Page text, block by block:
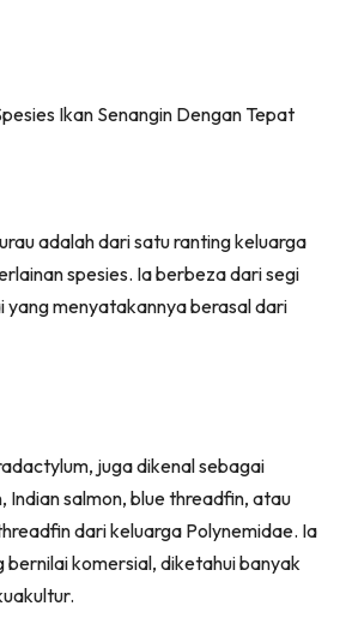
adalah dari satu ranting keluarga
spesies. Ia berbeza dari segi
yang menyatakannya berasal dari
juga dikenal sebagai
salmon, blue threadfin, atau
dari keluarga Polynemidae. Ia
bernilai komersial, diketahui banyak